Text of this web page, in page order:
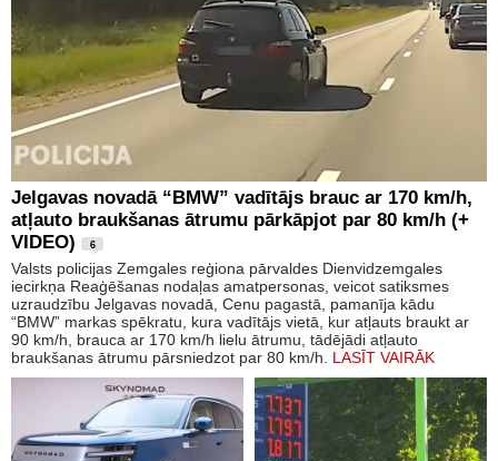
Jelgavas novadā “BMW” vadītājs brauc ar 170 km/h,
atļauto braukšanas ātrumu pārkāpjot par 80 km/h (+
VIDEO)
6
Valsts policijas Zemgales reģiona pārvaldes Dienvidzemgales
iecirkņa Reaģēšanas nodaļas amatpersonas, veicot satiksmes
uzraudzību Jelgavas novadā, Cenu pagastā, pamanīja kādu
“BMW” markas spēkratu, kura vadītājs vietā, kur atļauts braukt ar
90 km/h, brauca ar 170 km/h lielu ātrumu, tādējādi atļauto
braukšanas ātrumu pārsniedzot par 80 km/h. LASĪT VAIRĀK